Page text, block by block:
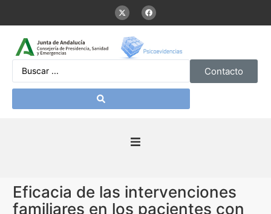
Contacto
Presentación
Eficacia de las intervenciones
familiares en los pacientes con